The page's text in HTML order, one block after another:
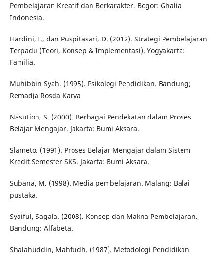
Pembelajaran Kreatif dan Berkarakter. Bogor: Ghalia
Indonesia.
Hardini, I., dan Puspitasari, D. (2012). Strategi Pembelajaran
Terpadu (Teori, Konsep & Implementasi). Yogyakarta:
Familia.
Muhibbin Syah. (1995). Psikologi Pendidikan. Bandung;
Remadja Rosda Karya
Nasution, S. (2000). Berbagai Pendekatan dalam Proses
Belajar Mengajar. Jakarta: Bumi Aksara.
Slameto. (1991). Proses Belajar Mengajar dalam Sistem
Kredit Semester SKS. Jakarta: Bumi Aksara.
Subana, M. (1998). Media pembelajaran. Malang: Balai
pustaka.
Syaiful, Sagala. (2008). Konsep dan Makna Pembelajaran.
Bandung: Alfabeta.
Shalahuddin, Mahfudh. (1987). Metodologi Pendidikan